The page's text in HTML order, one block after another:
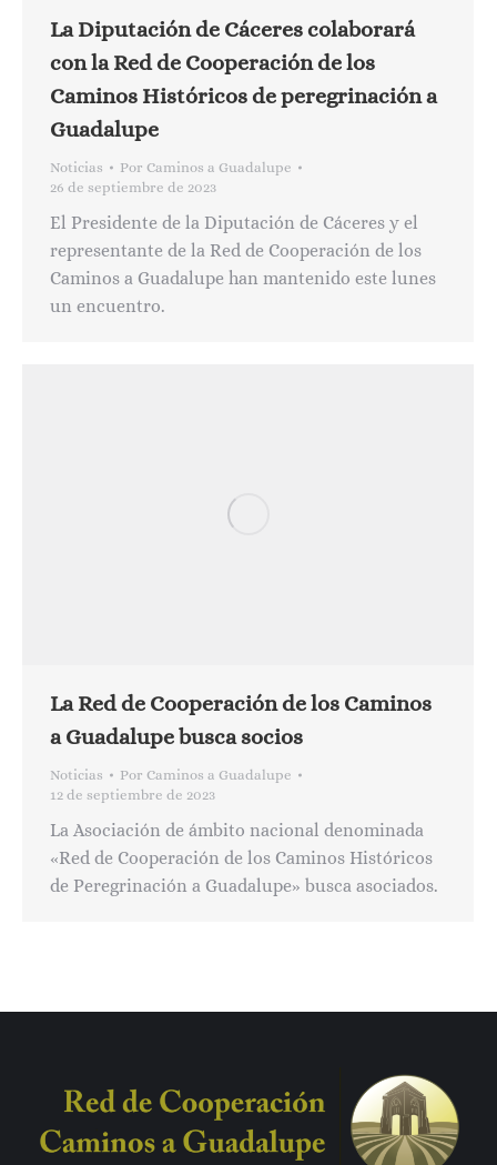
La Diputación de Cáceres colaborará
con la Red de Cooperación de los
Caminos Históricos de peregrinación a
Guadalupe
Noticias Por Caminos a Guadalupe
26 de septiembre de 2023
El Presidente de la Diputación de Cáceres y el
representante de la Red de Cooperación de los
Caminos a Guadalupe han mantenido este lunes
un encuentro.
La Red de Cooperación de los Caminos
a Guadalupe busca socios
Noticias Por Caminos a Guadalupe
12 de septiembre de 2023
La Asociación de ámbito nacional denominada
«Red de Cooperación de los Caminos Históricos
de Peregrinación a Guadalupe» busca asociados.